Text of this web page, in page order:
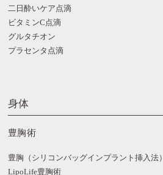
二日酔いケア点滴
ビタミンC点滴
グルタチオン
プラセンタ点滴
身体
豊胸術
豊胸（シリコンバッグインプラント挿入法）
LipoLife豊胸術